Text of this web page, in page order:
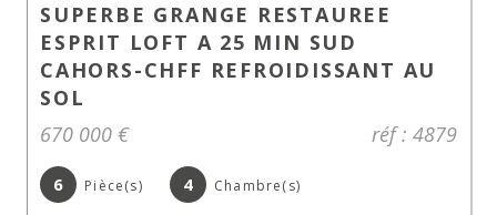
SUPERBE GRANGE RESTAUREE
ESPRIT LOFT A 25 MIN SUD
CAHORS-CHFF REFROIDISSANT AU
SOL
670 000 €
réf : 4879
6 Pièce(s) 4 Chambre(s)